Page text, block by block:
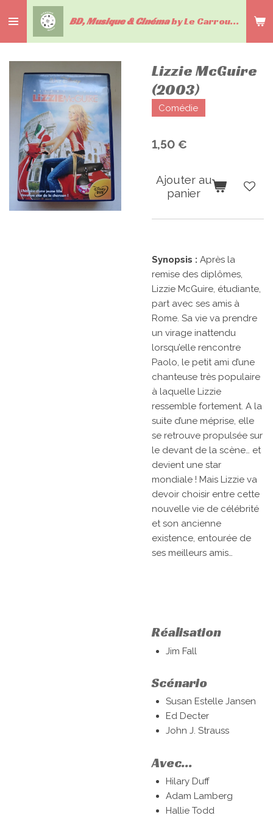
au
contenu
BD, Musique & Cinémaby Le Carrousel du livre
Lizzie McGuire
(2003)
Comédie
1,50 €
Ajouter au
panier
Synopsis : Après la
remise des diplômes,
Lizzie McGuire, étudiante,
part avec ses amis à
Rome. Sa vie va prendre
un virage inattendu
lorsqu’elle rencontre
Paolo, le petit ami d’une
chanteuse très populaire
à laquelle Lizzie
ressemble fortement. A la
suite d’une méprise, elle
se retrouve propulsée sur
le devant de la scène… et
devient une star
mondiale ! Mais Lizzie va
devoir choisir entre cette
nouvelle vie de célébrité
et son ancienne
existence, entourée de
ses meilleurs amis…
Réalisation
Jim Fall
Scénario
Susan Estelle Jansen
Ed Decter
John J. Strauss
Avec...
Hilary Duff
Adam Lamberg
Hallie Todd